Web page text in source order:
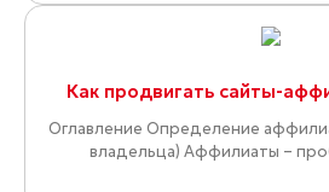
Как продвигать сайты-
Оглавление Определение
владельца) Аффилиаты –